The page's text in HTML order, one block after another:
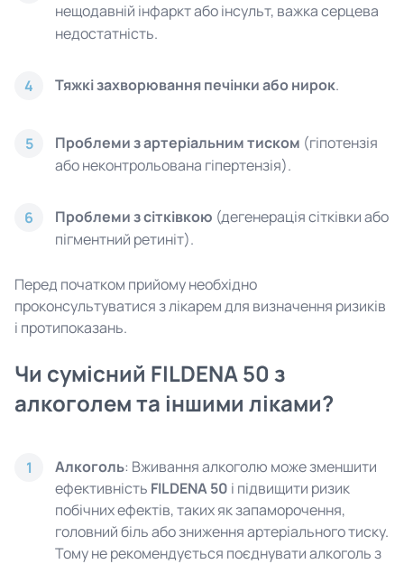
нещодавній інфаркт або інсульт, важка серцева
недостатність.
4 Тяжкі захворювання печінки або нирок.
5 Проблеми з артеріальним тиском (гіпотензія
або неконтрольована гіпертензія).
6 Проблеми з сітківкою (дегенерація сітківки або
пігментний ретиніт).
Перед початком прийому необхідно
проконсультуватися з лікарем для визначення ризиків
і протипоказань.
Чи сумісний FILDENA 50 з
алкоголем та іншими ліками?
1 Алкоголь: Вживання алкоголю може зменшити
ефективність FILDENA 50 і підвищити ризик
побічних ефектів, таких як запаморочення,
головний біль або зниження артеріального тиску.
Тому не рекомендується поєднувати алкоголь з